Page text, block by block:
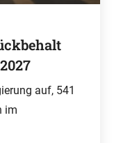
auf, 541
im